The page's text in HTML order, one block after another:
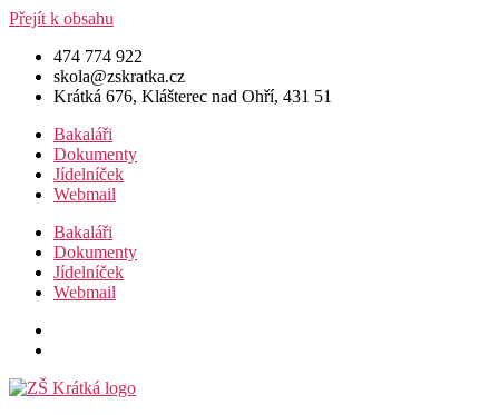
Přejít k obsahu
474 774 922
skola@zskratka.cz
Krátká 676, Klášterec nad Ohří, 431 51
Bakaláři
Dokumenty
Jídelníček
Webmail
Bakaláři
Dokumenty
Jídelníček
Webmail